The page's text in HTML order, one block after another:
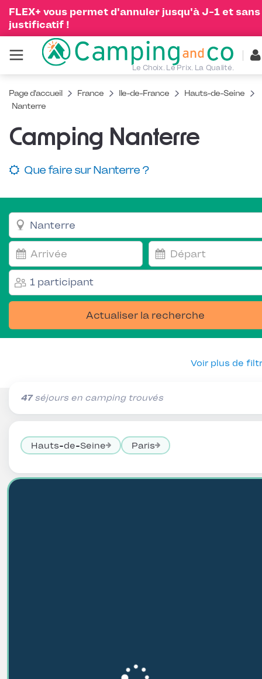
FLEX+ vous permet d'annuler jusqu'à J-1 et sans
justificatif !
Le Choix. Le Prix. La Qualité.
Page d'accueil France Ile-de-France
Hauts-de-Seine
Nanterre
Camping Nanterre
Que faire sur Nanterre ?
1 participant
Actualiser la recherche
Voir plus de
47séjours en camping trouvés
Hauts-de-Seine Paris